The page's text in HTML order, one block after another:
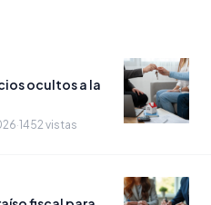
ocultos a la
·1452 vistas